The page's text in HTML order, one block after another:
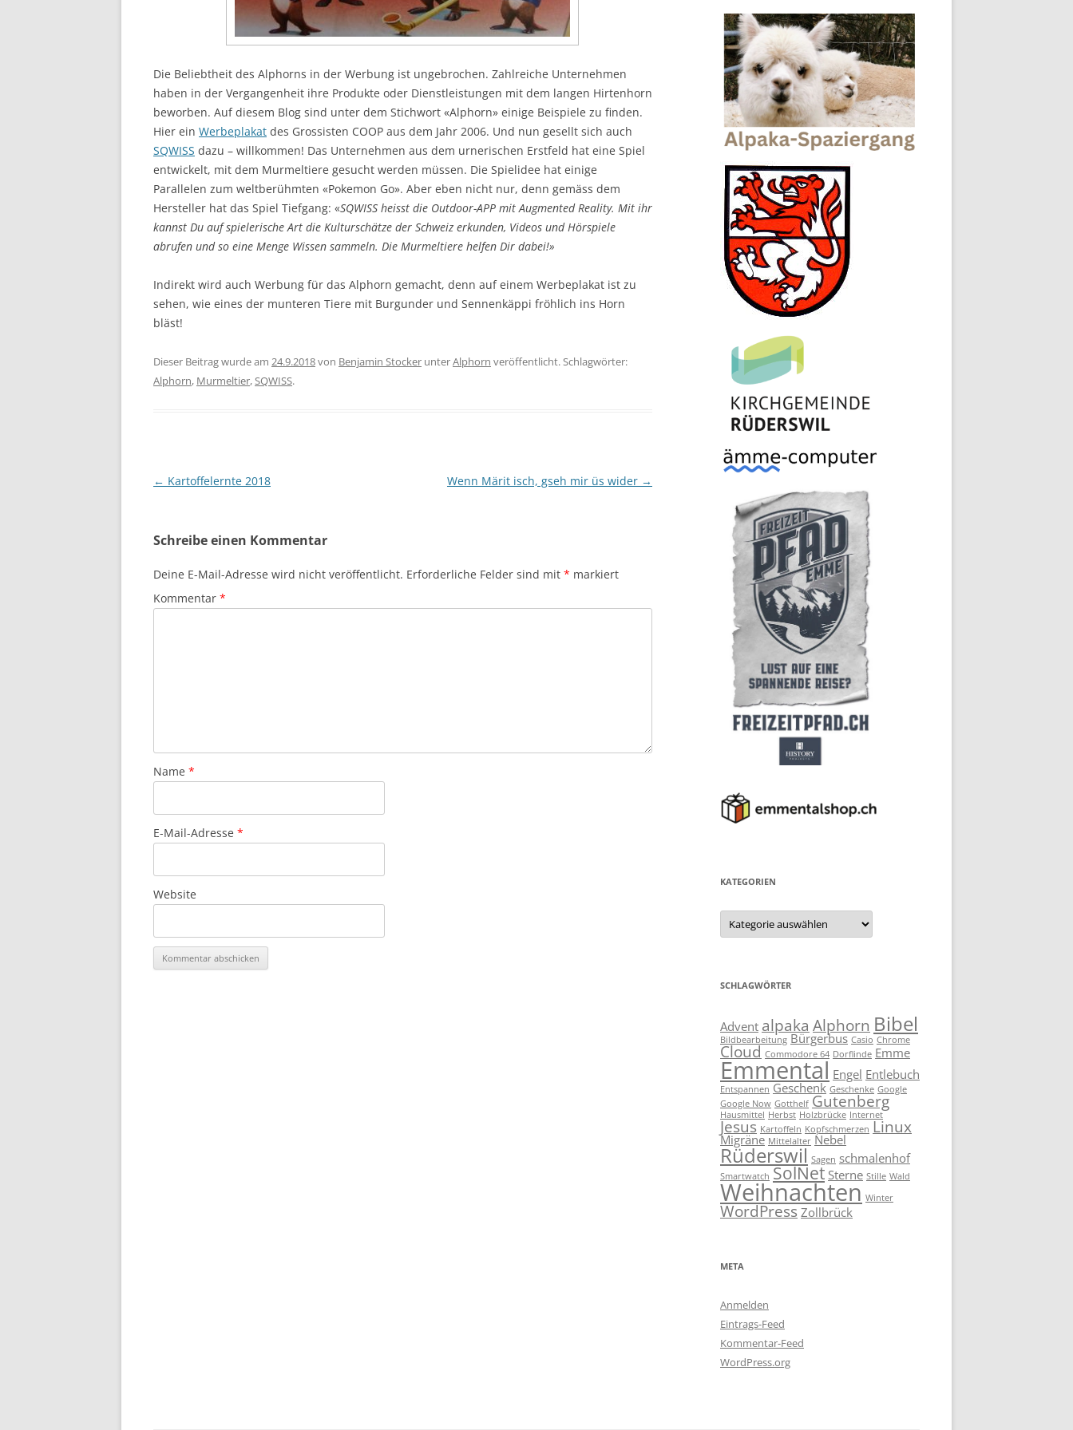
Die Beliebtheit des Alphorns in der Werbung ist ungebrochen. Zahlreiche Unternehmen
haben in der Vergangenheit ihre Produkte oder Dienstleistungen mit dem langen Hirtenhorn
beworben. Auf diesem Blog sind unter dem Stichwort «Alphorn» einige Beispiele zu finden.
Hier ein Werbeplakat des Grossisten COOP aus dem Jahr 2006. Und nun gesellt sich auch
SQWISS dazu – willkommen! Das Unternehmen aus dem urnerischen Erstfeld hat eine Spiel
entwickelt, mit dem Murmeltiere gesucht werden müssen. Die Spielidee hat einige
Parallelen zum weltberühmten «Pokemon Go». Aber eben nicht nur, denn gemäss dem
Hersteller hat das Spiel Tiefgang: «SQWISS heisst die Outdoor-APP mit Augmented Reality. Mit ihr
kannst Du auf spielerische Art die Kulturschätze der Schweiz erkunden, Videos und Hörspiele
abrufen und so eine Menge Wissen sammeln. Die Murmeltiere helfen Dir dabei!»
Indirekt wird auch Werbung für das Alphorn gemacht, denn auf einem Werbeplakat ist zu
sehen, wie eines der munteren Tiere mit Burgunder und Sennenkäppi fröhlich ins Horn
bläst!
Dieser Beitrag wurde am 24.9.2018von Benjamin Stocker unterAlphorn veröffentlicht. Schlagwörter:
Alphorn, Murmeltier,SQWISS.
Beitragsnavigation
← Kartoffelernte 2018 Wenn Märit isch, gseh mir üs wider →
Schreibe einen Kommentar
Deine E-Mail-Adresse wird nicht veröffentlicht. Erforderliche Felder sind mit * markiert
Kommentar *
Name *
E-Mail-Adresse *
Website
KATEGORIEN
Kategorien
SCHLAGWÖRTER
Advent alpaka Alphorn Bibel
Bildbearbeitung Bürgerbus Casio Chrome
Cloud Commodore 64 Dorflinde Emme
Emmental Engel Entlebuch
Entspannen Geschenk Geschenke Google
Google Now Gotthelf Gutenberg
Hausmittel Herbst Holzbrücke Internet
Jesus Kartoffeln Kopfschmerzen Linux
Migräne Mittelalter Nebel
Rüderswil Sagen schmalenhof
Smartwatch SolNet Sterne Stille Wald
Weihnachten Winter
WordPress Zollbrück
META
Anmelden
Eintrags-Feed
Kommentar-Feed
WordPress.org